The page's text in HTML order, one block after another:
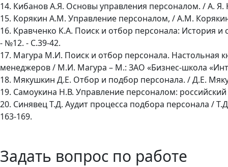
14. Кибанов А.Я. Основы управления персоналом. / А.
15. Корякин А.М. Управление персоналом, / А.М.
16. Кравченко К.А. Поиск и отбор персонала: История
- №12. - С.39-42.
17. Магура М.И. Поиск и отбор персонала. Настольная
менеджеров / М.И. Магура – М.: ЗАО «Бизнес-школа
18. Мякушкин Д.Е. Отбор и подбор персонала. / Д.Е.
19. Самоукина Н.В. Управление персоналом:
20. Синявец Т.Д. Аудит процесса подбора персонала /
163-169.
Задать вопрос по работе